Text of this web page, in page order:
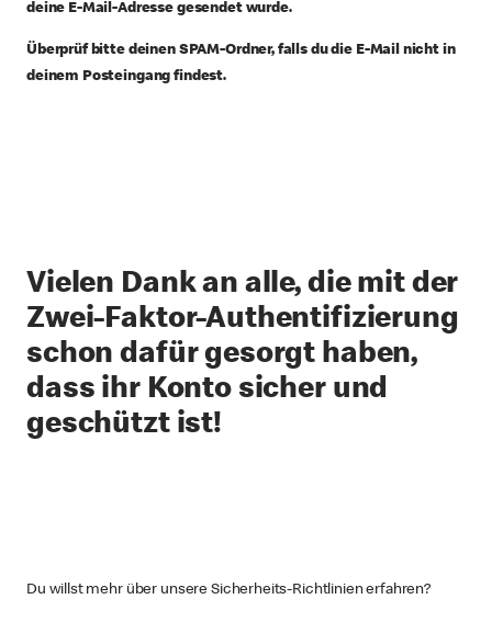
deine E-Mail-Adresse gesendet wurde.
Überprüf bitte deinen SPAM-Ordner, falls du die E-Mail nicht in
deinem Posteingang findest.
Vielen Dank an alle, die mit der
Zwei-Faktor-Authentifizierung
schon dafür gesorgt haben,
dass ihr Konto sicher und
geschützt ist!
Du willst mehr über unsere Sicherheits-Richtlinien erfahren?